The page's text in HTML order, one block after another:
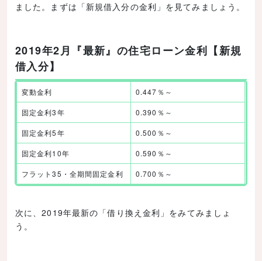
住信SBIネット銀行
住信SBIネット銀行｜フラット35
ARUHI（アルヒ）住宅ローン
【ARUHI住宅ローンの最新金利】
ARUHIフラット３５
じぶん銀行
【じぶん銀行住宅ローンの最新金利】
ソニー銀行
ました。まずは「新規借入分の金利」を見てみましょう。
2019年2月『最新』の住宅ローン金利【新規
借入分】
変動金利 0.447％～
固定金利3年 0.390％～
固定金利5年 0.500％～
固定金利10年 0.590％～
フラット35・全期間固定金利 0.700％～
次に、2019年最新の「借り換え金利」をみてみましょ
う。